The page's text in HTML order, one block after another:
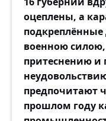
оцеплены, а
военною силою,
притеснению
предпочитают
прошлом году